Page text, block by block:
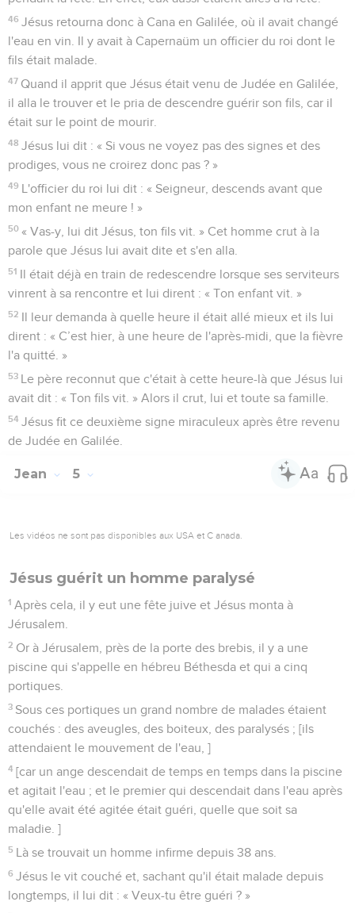
46 Jésus retourna donc à Cana en Galilée, où il avait changé
l'eau en vin. Il y avait à Capernaüm un officier du roi dont le
fils était malade.
47 Quand il apprit que Jésus était venu de Judée en Galilée,
il alla le trouver et le pria de descendre guérir son fils, car il
était sur le point de mourir.
48 Jésus lui dit : « Si vous ne voyez pas des signes et des
prodiges, vous ne croirez donc pas ? »
49 L'officier du roi lui dit : « Seigneur, descends avant que
mon enfant ne meure ! »
50 « Vas-y, lui dit Jésus, ton fils vit. » Cet homme crut à la
parole que Jésus lui avait dite et s'en alla.
51 Il était déjà en train de redescendre lorsque ses serviteurs
vinrent à sa rencontre et lui dirent : « Ton enfant vit. »
52 Il leur demanda à quelle heure il était allé mieux et ils lui
dirent : « C’est hier, à une heure de l'après-midi, que la fièvre
l'a quitté. »
53 Le père reconnut que c'était à cette heure-là que Jésus lui
avait dit : « Ton fils vit. » Alors il crut, lui et toute sa famille.
54 Jésus fit ce deuxième signe miraculeux après être revenu
de Judée en Galilée.
Jean 5
Les vidéos ne sont pas disponibles aux USA et C anada.
Jésus guérit un homme paralysé
1 Après cela, il y eut une fête juive et Jésus monta à
Jérusalem.
2 Or à Jérusalem, près de la porte des brebis, il y a une
piscine qui s'appelle en hébreu Béthesda et qui a cinq
portiques.
3 Sous ces portiques un grand nombre de malades étaient
couchés : des aveugles, des boiteux, des paralysés ; [ils
attendaient le mouvement de l'eau, ]
4 [car un ange descendait de temps en temps dans la piscine
et agitait l'eau ; et le premier qui descendait dans l'eau après
qu'elle avait été agitée était guéri, quelle que soit sa
maladie. ]
5 Là se trouvait un homme infirme depuis 38 ans.
6 Jésus le vit couché et, sachant qu'il était malade depuis
longtemps, il lui dit : « Veux-tu être guéri ? »